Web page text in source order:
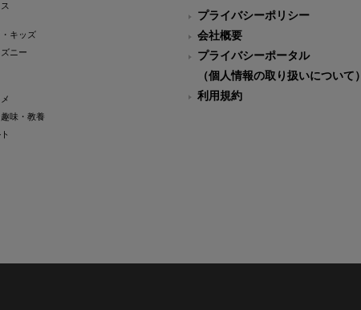
キッズ
ニー
味・教養
プライバシーポリシー
会社概要
プライバシーポータル
（個人情報の取り扱いについて）
利用規約